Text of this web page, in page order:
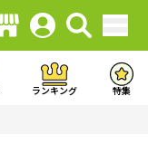
ランキング 特集